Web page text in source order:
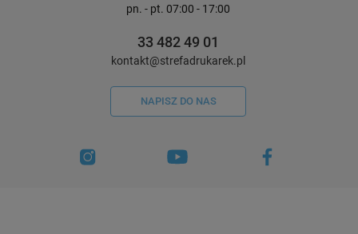
pn. - pt. 07:00 - 17:00
33 482 49 01
kontakt@strefadrukarek.pl
NAPISZ DO NAS